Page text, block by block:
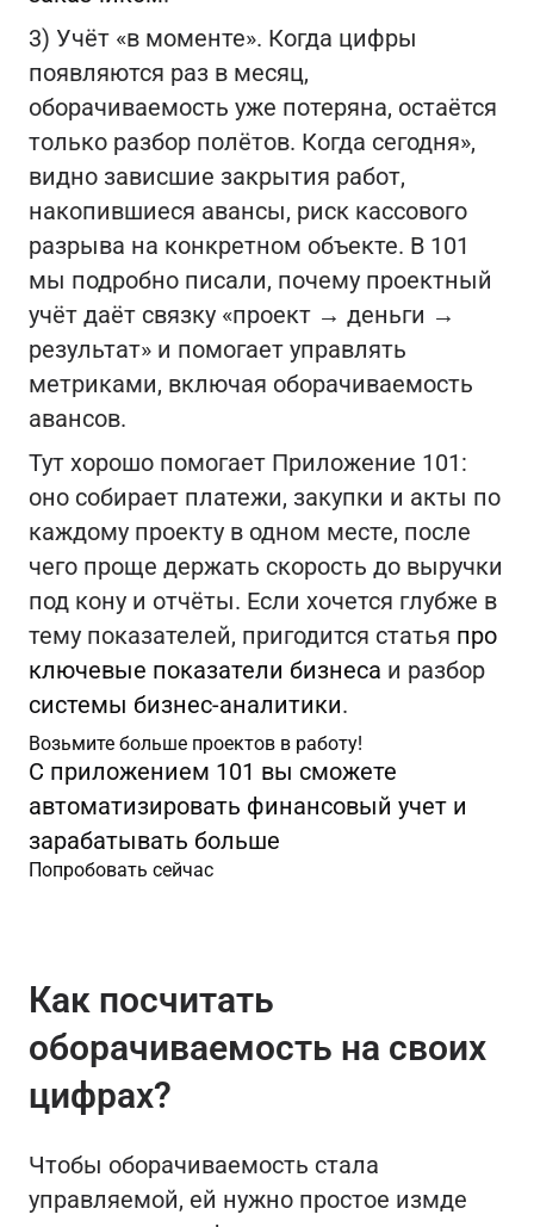
3) Учёт «в моменте». Когда цифры
появляются раз в месяц,
оборачиваемость уже потеряна, остаётся
только разбор полётов. Когда сегодня»,
видно зависшие закрытия работ,
накопившиеся авансы, риск кассового
разрыва на конкретном объекте. В 101
мы подробно писали, почему проектный
учёт даёт связку «проект → деньги →
результат» и помогает управлять
метриками, включая оборачиваемость
авансов.
Тут хорошо помогает Приложение 101:
оно собирает платежи, закупки и акты по
каждому проекту в одном месте, после
чего проще держать скорость до выручки
под кону и отчёты. Если хочется глубже в
тему показателей, пригодится статья про
ключевые показатели бизнеса и разбор
системы бизнес-аналитики.
Возьмите больше проектов в работу!
С приложением 101 вы сможете
автоматизировать финансовый учет и
зарабатывать больше
Попробовать сейчас
Как посчитать
оборачиваемость на своих
цифрах?
Чтобы оборачиваемость стала
управляемой, ей нужно простое измде